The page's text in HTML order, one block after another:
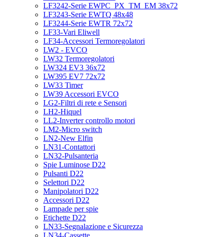
LF3242-Serie EWPC_PX_TM_EM 38x72
LF3243-Serie EWTQ 48x48
LF3244-Serie EWTR 72x72
LF33-Vari Eliwell
LF34-Accessori Termoregolatori
LW2 - EVCO
LW32 Termoregolatori
LW324 EV3 36x72
LW395 EV7 72x72
LW33 Timer
LW39 Accessori EVCO
LG2-Filtri di rete e Sensori
LH2-Hiquel
LL2-Inverter controllo motori
LM2-Micro switch
LN2-New Elfin
LN31-Contattori
LN32-Pulsanteria
Spie Luminose D22
Pulsanti D22
Selettori D22
Manipolatori D22
Accessori D22
Lampade per spie
Etichette D22
LN33-Segnalazione e Sicurezza
LN34-Cassette